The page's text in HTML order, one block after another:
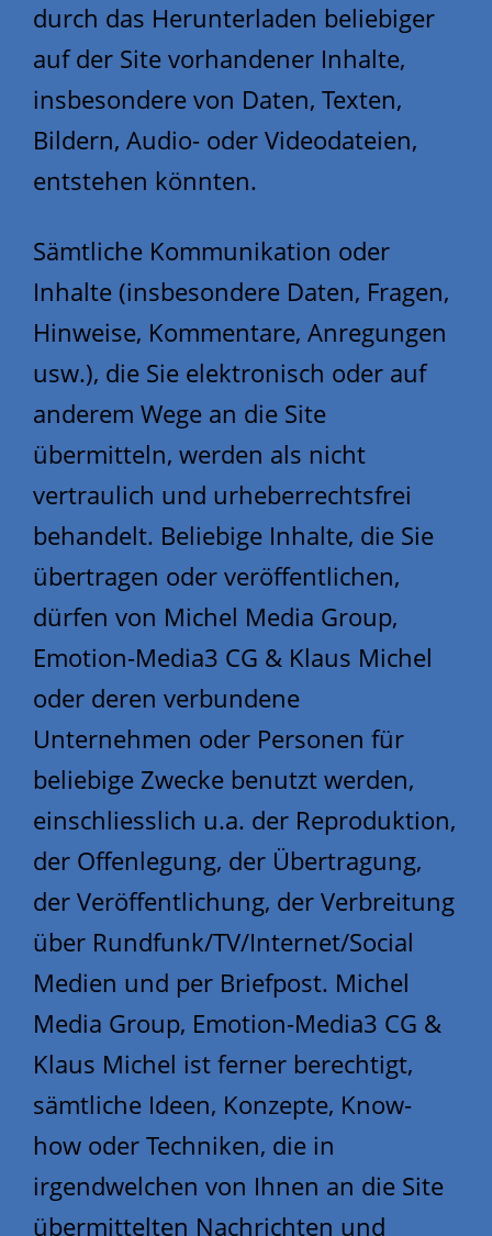
durch das Herunterladen beliebiger
auf der Site vorhandener Inhalte,
insbesondere von Daten, Texten,
Bildern, Audio- oder Videodateien,
entstehen könnten.
Sämtliche Kommunikation oder
Inhalte (insbesondere Daten, Fragen,
Hinweise, Kommentare, Anregungen
usw.), die Sie elektronisch oder auf
anderem Wege an die Site
übermitteln, werden als nicht
vertraulich und urheberrechtsfrei
behandelt. Beliebige Inhalte, die Sie
übertragen oder veröffentlichen,
dürfen von Michel Media Group,
Emotion-Media3 CG & Klaus Michel
oder deren verbundene
Unternehmen oder Personen für
beliebige Zwecke benutzt werden,
einschliesslich u.a. der Reproduktion,
der Offenlegung, der Übertragung,
der Veröffentlichung, der Verbreitung
über Rundfunk/TV/Internet/Social
Medien und per Briefpost. Michel
Media Group, Emotion-Media3 CG &
Klaus Michel ist ferner berechtigt,
sämtliche Ideen, Konzepte, Know-
how oder Techniken, die in
irgendwelchen von Ihnen an die Site
übermittelten Nachrichten und